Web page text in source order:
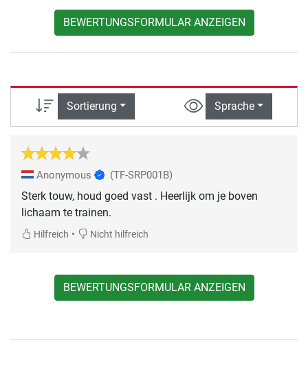
BEWERTUNGSFORMULAR ANZEIGEN
Sortierung Sprache
Anonymous (TF-SRP001B)
Sterk touw, houd goed vast . Heerlijk om je boven
lichaam te trainen.
Hilfreich • Nicht hilfreich
BEWERTUNGSFORMULAR ANZEIGEN